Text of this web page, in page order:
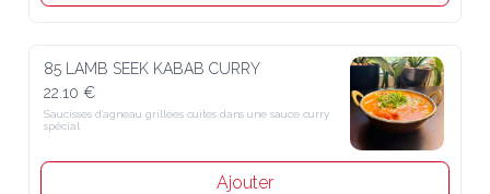
85 LAMB SEEK KABAB CURRY
22.10 €
Saucisses d’agneau grillées cuites dans une sauce curry
spécial
Ajouter